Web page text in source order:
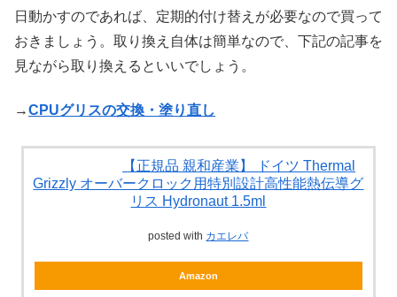
日動かすのであれば、定期的付け替えが必要なので買って
おきましょう。取り換え自体は簡単なので、下記の記事を
見ながら取り換えるといいでしょう。
→CPUグリスの交換・塗り直し
【正規品 親和産業】 ドイツ Thermal
Grizzly オーバークロック用特別設計高性能熱伝導グ
リス Hydronaut 1.5ml
posted with カエレバ
Amazon